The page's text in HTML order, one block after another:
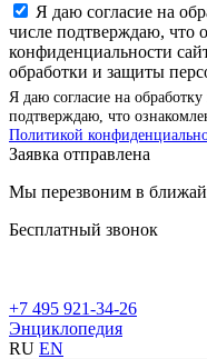
Я даю согласие на
числе подтверждаю, что
конфиденциальности
обработки и защиты
Я даю согласие на
подтверждаю, что
Политикой
Заявка отправлена
Мы перезвоним в
Бесплатный звонок
+7 495 921-34-26
Энциклопедия
RU EN